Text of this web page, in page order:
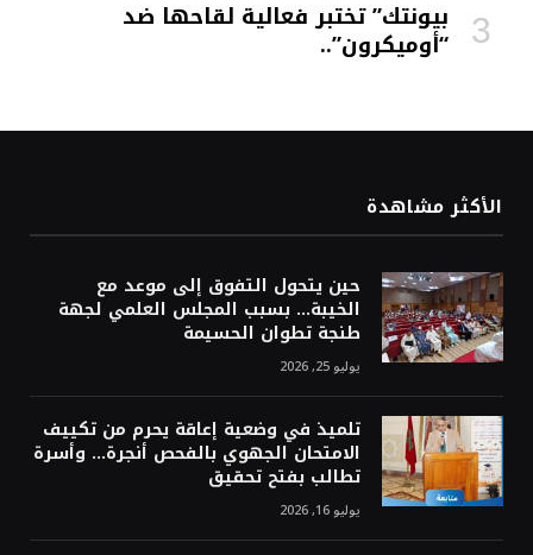
بيونتك” تختبر فعالية لقاحها ضد
“أوميكرون”..
الأكثر مشاهدة
حين يتحول التفوق إلى موعد مع
الخيبة… بسبب المجلس العلمي لجهة
طنجة تطوان الحسيمة
يوليو 25, 2026
تلميذ في وضعية إعاقة يحرم من تكييف
الامتحان الجهوي بالفحص أنجرة… وأسرة
تطالب بفتح تحقيق
يوليو 16, 2026